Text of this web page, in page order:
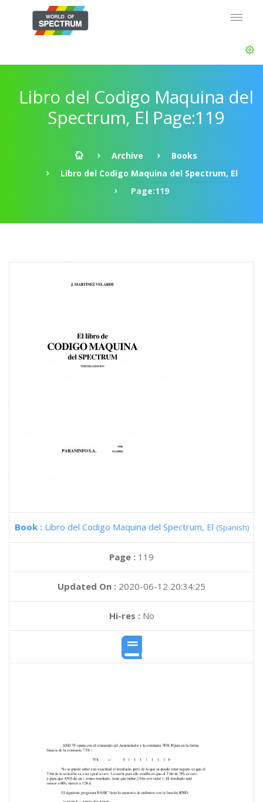
Libro del Codigo Maquina del
Spectrum, El Page:119
Archive
Books
Libro del Codigo Maquina del Spectrum, El
Page:119
Book : Libro del Codigo Maquina del Spectrum, El (Spanish)
Page : 119
Updated On : 2020-06-12 20:34:25
Hi-res :No